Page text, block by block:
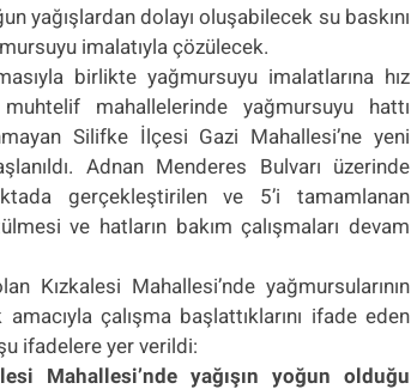
yağışlardan dolayı oluşabilecek su baskını
imalatıyla çözülecek.
birlikte yağmursuyu imalatlarına hız
mahallelerinde yağmursuyu hattı
Silifke İlçesi Gazi Mahallesi’ne yeni
Adnan Menderes Bulvarı üzerinde
gerçekleştirilen ve 5’i tamamlanan
ve hatların bakım çalışmaları devam
Kızkalesi Mahallesi’nde yağmursularının
çalışma başlattıklarını ifade eden
ifadelere yer verildi:
Mahallesi’nde yağışın yoğun olduğu